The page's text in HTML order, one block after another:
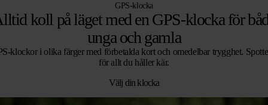
GPS-klocka
koll på läget med en GPS-klocka för
unga och gamla
klockor i olika färger med förbetalda kort och omedelbar trygghet.
för allt du håller kär.
Välj din klocka